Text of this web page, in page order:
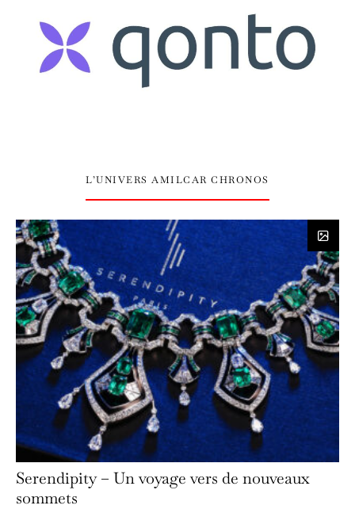
L’UNIVERS AMILCAR CHRONOS
Serendipity – Un voyage vers de nouveaux
sommets